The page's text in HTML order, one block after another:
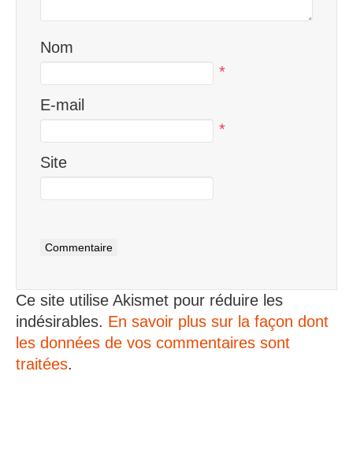
Nom
*
E-mail
*
Site
Ce site utilise Akismet pour réduire les
indésirables. En savoir plus sur la façon dont
les données de vos commentaires sont
traitées.